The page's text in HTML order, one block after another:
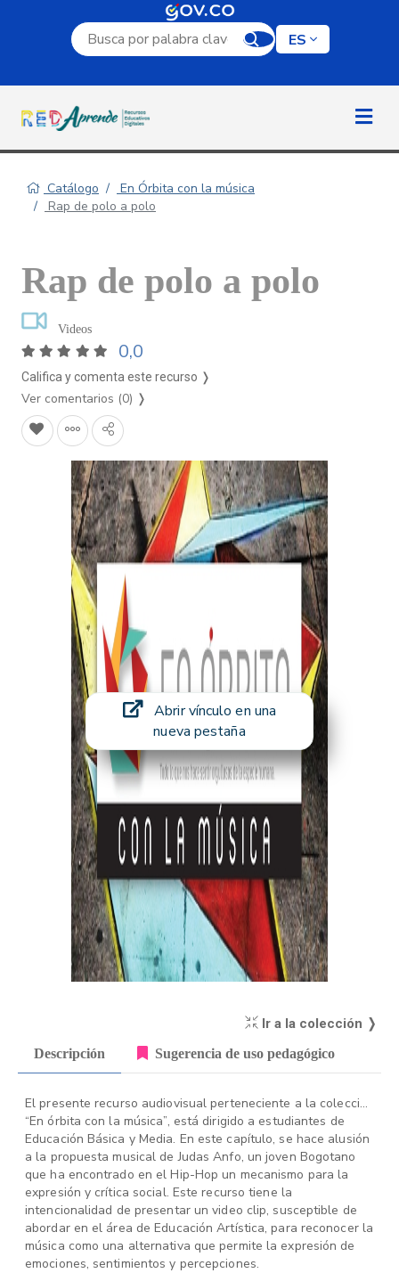
Campo de búsqueda por palabra clave
ES
Catálogo
En Órbita con la música
Rap de polo a polo
Rap de polo a polo
Videos
0,0
Califica y comenta este recurso ❭
Ver comentarios (0) ❭
Abrir vínculo en una
nueva pestaña
Ir a la colección ❭
Descripción Sugerencia de uso pedagógico
El presente recurso audiovisual perteneciente a la colección
“En órbita con la música”, está dirigido a estudiantes de
Educación Básica y Media. En este capítulo, se hace alusión
a la propuesta musical de Judas Anfo, un joven Bogotano
que ha encontrado en el Hip-Hop un mecanismo para la
expresión y crítica social. Este recurso tiene la
intencionalidad de presentar un video clip, susceptible de
abordar en el área de Educación Artística, para reconocer la
música como una alternativa que permite la expresión de
emociones, sentimientos y percepciones.